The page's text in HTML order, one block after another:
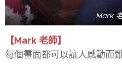
Mark
【Mark 老師】
每個畫面都可以讓人感動而